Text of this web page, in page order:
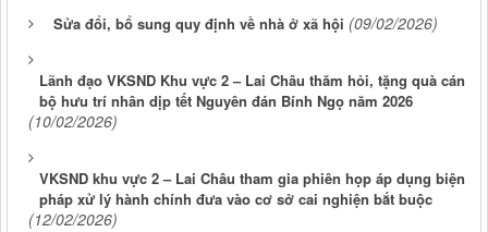
Sửa đổi, bổ sung quy định về nhà ở xã hội (09/02/2026)
Lãnh đạo VKSND Khu vực 2 – Lai Châu thăm hỏi, tặng quà cán
bộ hưu trí nhân dịp tết Nguyên đán Bính Ngọ năm 2026
(10/02/2026)
VKSND khu vực 2 – Lai Châu tham gia phiên họp áp dụng biện
pháp xử lý hành chính đưa vào cơ sở cai nghiện bắt buộc
(12/02/2026)